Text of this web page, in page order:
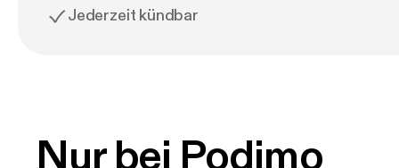
Jederzeit kündbar
Nur bei Podimo